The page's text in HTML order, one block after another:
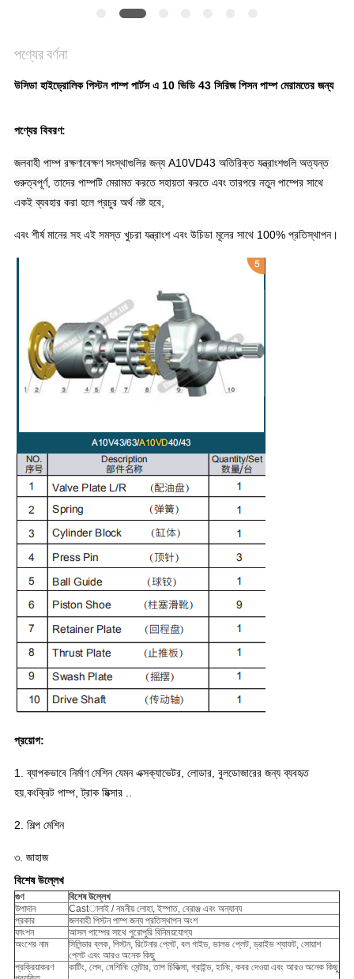
পণ্যের বর্ণনা
উসিডা হাইড্রোলিক পিস্টন পাম্প পার্টস এ 10 ভিডি 43 সিরিজ পিসন পাম্প মেরামতের জন্য
পণ্যের বিবরণ:
জলবাহী পাম্প রক্ষণাবেক্ষণ সংস্থাগুলির জন্য A10VD43 অতিরিক্ত যন্ত্রাংশগুলি অত্যন্ত
গুরুত্বপূর্ণ, তাদের পাম্পটি মেরামত করতে সহায়তা করতে এবং তারপরে নতুন পাম্পের সাথে
একই ব্যবহার করা হলে প্রচুর অর্থ নষ্ট হবে,
এবং শীর্ষ মানের সহ এই সমস্ত খুচরা যন্ত্রাংশ এবং উচিডা মূলের সাথে 100% প্রতিস্থাপন।
প্রয়োগ:
1. ব্যাপকভাবে নির্মাণ মেশিন যেমন এক্সক্যাভেটর, লোডার, বুলডোজারের জন্য ব্যবহৃত
হয়,কংক্রিট পাম্প, ট্রাক মিক্সার ..
2. শিল্প মেশিন
৩. জাহাজ
বিশেষ উল্লেখ
গুণ
বিশেষ উল্লেখ
উপাদান
Castালাই / নমনীয় লোহা, ইস্পাত, ব্রোঞ্জ এবং অন্যান্য
প্রকার
জলবাহী পিস্টন পাম্প জন্য প্রতিস্থাপন অংশ
ফাংশন
আসল পাম্পের সাথে পুরোপুরি বিনিময়যোগ্য
অংশের নাম
সিলিন্ডার ব্লক, পিস্টন, রিটেনার প্লেট, বল গাইড, ভালভ প্লেট, ড্রাইভ শ্যাফট, সোয়াশ
প্লেট এবং আরও অনেক কিছু
প্রক্রিয়াকরণ
কাটিং, লেদ, মেশিনিং সেন্টার, তাপ চিকিত্সা, গ্রাইন্ড, হানিং, কবর দেওয়া এবং আরও অনেক কিছু